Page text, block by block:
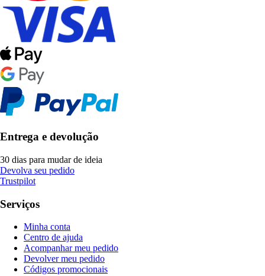
Entrega e devolução
30 dias para mudar de ideia
Devolva seu pedido
Trustpilot
Serviços
Minha conta
Centro de ajuda
Acompanhar meu pedido
Devolver meu pedido
Códigos promocionais